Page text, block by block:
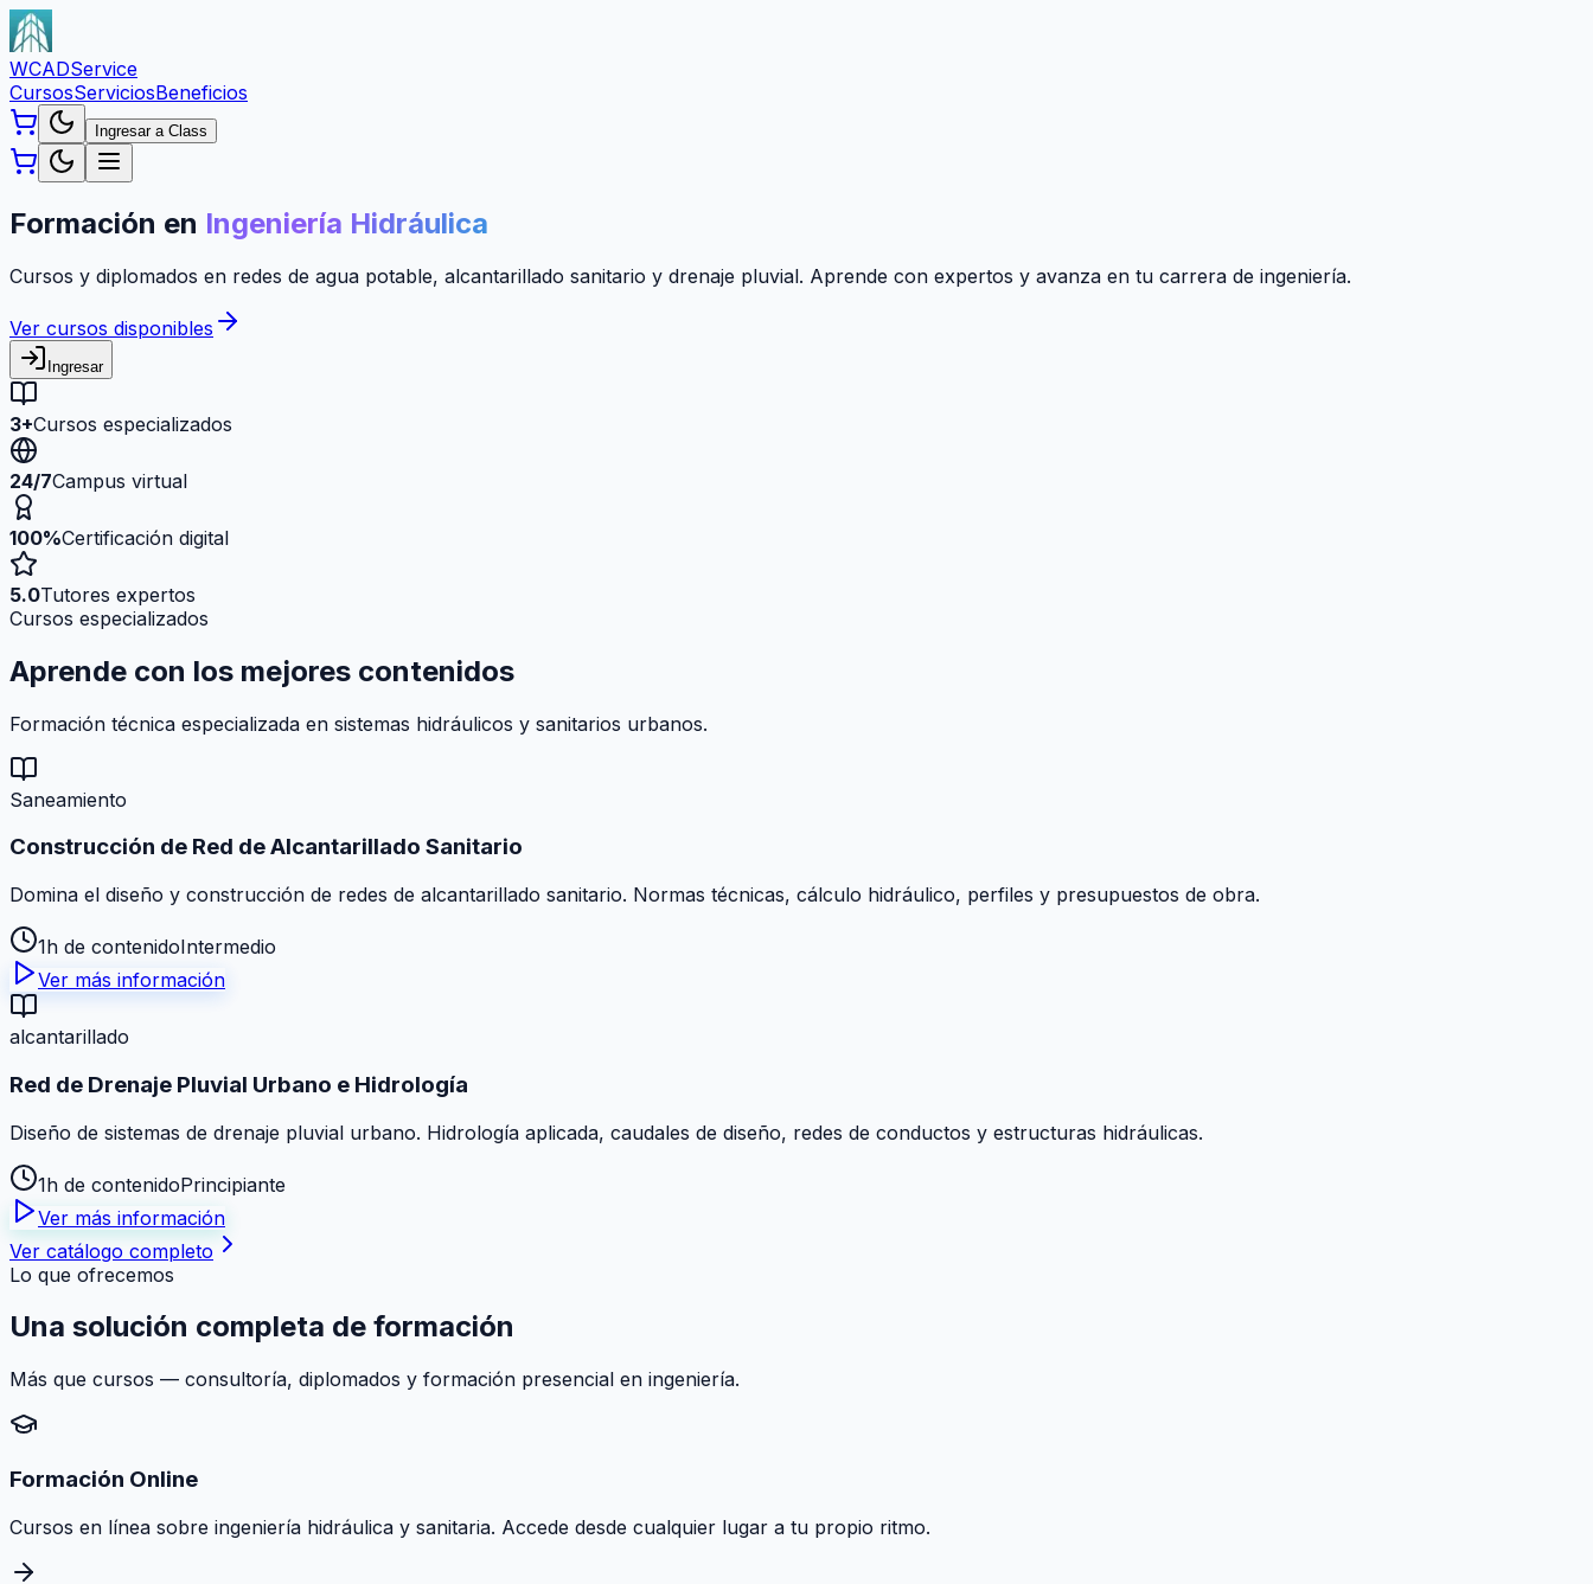
WCADService
CursosServiciosBeneficios
Ingresar a Class
Formación en Ingeniería Hidráulica
Cursos y diplomados en redes de agua potable, alcantarillado sanitario y drenaje pluvial. Aprende con expertos y avanza en tu carrera de ingeniería.
Ver cursos disponibles
Ingresar
3+Cursos especializados
24/7Campus virtual
100%Certificación digital
5.0Tutores expertos
Cursos especializados
Aprende con los mejores contenidos
Formación técnica especializada en sistemas hidráulicos y sanitarios urbanos.
Saneamiento
Construcción de Red de Alcantarillado Sanitario
Domina el diseño y construcción de redes de alcantarillado sanitario. Normas técnicas, cálculo hidráulico, perfiles y presupuestos de obra.
1h de contenidoIntermedio
Ver más información
alcantarillado
Red de Drenaje Pluvial Urbano e Hidrología
Diseño de sistemas de drenaje pluvial urbano. Hidrología aplicada, caudales de diseño, redes de conductos y estructuras hidráulicas.
1h de contenidoPrincipiante
Ver más información
Ver catálogo completo
Lo que ofrecemos
Una solución completa de formación
Más que cursos — consultoría, diplomados y formación presencial en ingeniería.
Formación Online
Cursos en línea sobre ingeniería hidráulica y sanitaria. Accede desde cualquier lugar a tu propio ritmo.